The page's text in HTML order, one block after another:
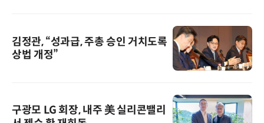
김정관, “성과급, 주총 승인 거치도록
상법 개정”
구광모 LG 회장, 내주 美 실리콘밸리